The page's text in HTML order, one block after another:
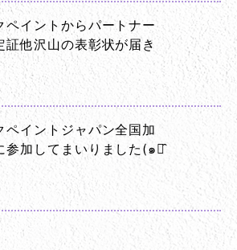
ペイントからパートナー
証他沢山の表彰状が届き
ペイントジャパン全国加
参加してまいりました(๑･̑